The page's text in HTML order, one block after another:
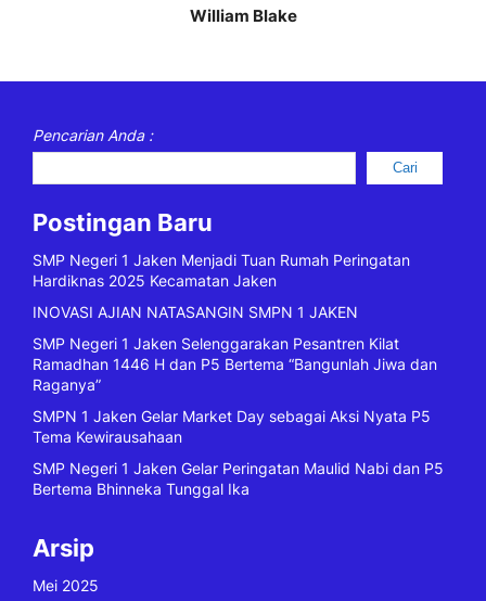
William Blake
Pencarian Anda :
Cari
Postingan Baru
SMP Negeri 1 Jaken Menjadi Tuan Rumah Peringatan
Hardiknas 2025 Kecamatan Jaken
INOVASI AJIAN NATASANGIN SMPN 1 JAKEN
SMP Negeri 1 Jaken Selenggarakan Pesantren Kilat
Ramadhan 1446 H dan P5 Bertema “Bangunlah Jiwa dan
Raganya”
SMPN 1 Jaken Gelar Market Day sebagai Aksi Nyata P5
Tema Kewirausahaan
SMP Negeri 1 Jaken Gelar Peringatan Maulid Nabi dan P5
Bertema Bhinneka Tunggal Ika
Arsip
Mei 2025